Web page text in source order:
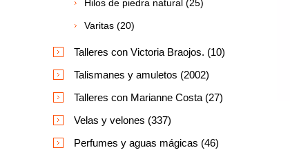
Hilos de piedra natural (25)
Varitas (20)
Talleres con Victoria Braojos. (10)
Talismanes y amuletos (2002)
Talleres con Marianne Costa (27)
Velas y velones (337)
Perfumes y aguas mágicas (46)